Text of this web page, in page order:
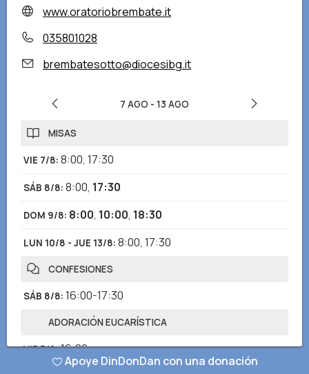
www.oratoriobrembate.it
035801028
brembatesotto@diocesibg.it
7 AGO - 13 AGO
MISAS
VIE 7/8: 8:00, 17:30
SÁB 8/8: 8:00, 17:30
DOM 9/8: 8:00, 10:00, 18:30
LUN 10/8 - JUE 13/8: 8:00, 17:30
CONFESIONES
SÁB 8/8: 16:00-17:30
ADORACIÓN EUCARÍSTICA
VIE 7/8:16:00
Apoye DinDonDan con una donación